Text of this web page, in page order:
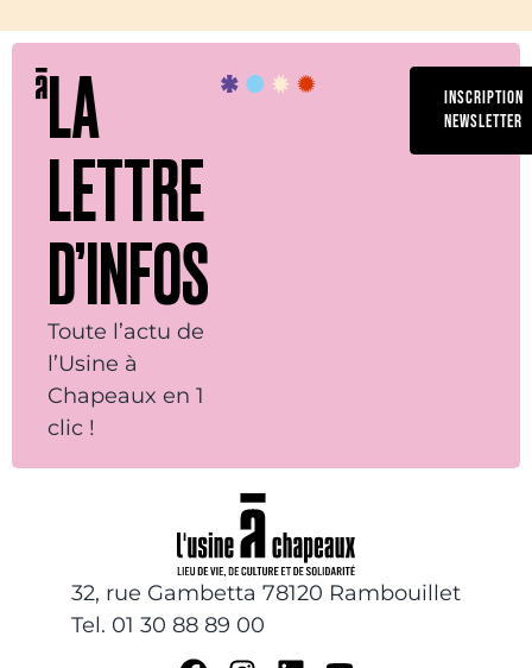
LA
LETTRE
D’INFOS
Toute l’actu de
l’Usine à
Chapeaux en 1
clic !
INSCRIPTION
NEWSLETTER
32, rue Gambetta 78120 Rambouillet
Tel. 01 30 88 89 00